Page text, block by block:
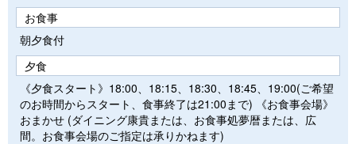
お食事
朝夕食付
夕食
《夕食スタート》18:00、18:15、18:30、18:45、19:00(ご希望
のお時間からスタート、食事終了は21:00まで) 《お食事会場》
おまかせ (ダイニング康貴または、お食事処夢暦または、広
間。お食事会場のご指定は承りかねます)